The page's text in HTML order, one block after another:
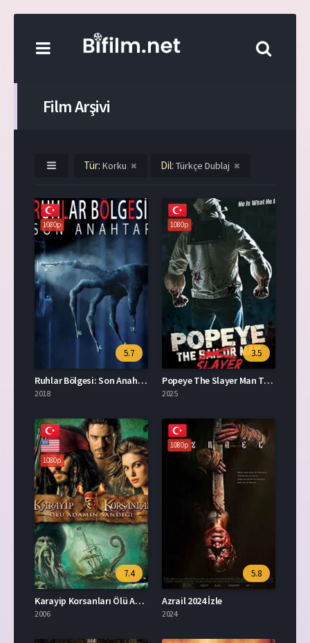
Film Arşivi
Tür: Korku Dil: Türkçe Dublaj
1080p
5.7
Ruhlar Bölgesi: Son Anahtar İzle
2018
1080p
3.5
Popeye The Slayer Man Türkçe Dublaj İzle
2025
1080p
7.4
Karayip Korsanları Ölü Adamın Sandığı İzle
2006
1080p
5.8
Azrail 2024 İzle
2024